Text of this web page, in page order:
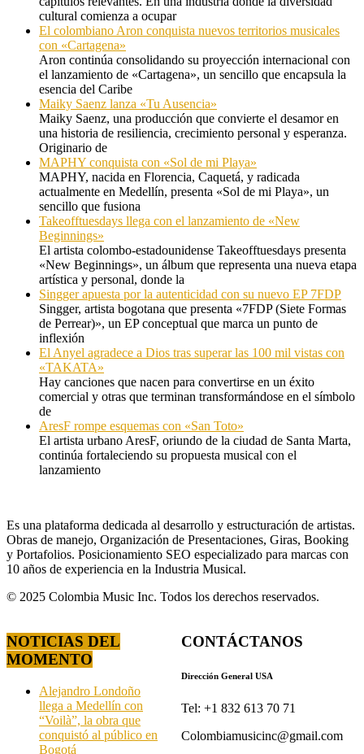
cultural comienza a ocupar
El colombiano Aron conquista nuevos territorios musicales
con «Cartagena»
Aron continúa consolidando su proyección internacional con
el lanzamiento de «Cartagena», un sencillo que encapsula la
esencia del Caribe
Maiky Saenz lanza «Tu Ausencia»
Maiky Saenz, una producción que convierte el desamor en
una historia de resiliencia, crecimiento personal y esperanza.
Originario de
MAPHY conquista con «Sol de mi Playa»
MAPHY, nacida en Florencia, Caquetá, y radicada
actualmente en Medellín, presenta «Sol de mi Playa», un
sencillo que fusiona
Takeofftuesdays llega con el lanzamiento de «New
Beginnings»
El artista colombo-estadounidense Takeofftuesdays presenta
«New Beginnings», un álbum que representa una nueva etapa
artística y personal, donde la
Singger apuesta por la autenticidad con su nuevo EP 7FDP
Singger, artista bogotana que presenta «7FDP (Siete Formas
de Perrear)», un EP conceptual que marca un punto de
inflexión
El Anyel agradece a Dios tras superar las 100 mil vistas con
«TAKATA»
Hay canciones que nacen para convertirse en un éxito
comercial y otras que terminan transformándose en el símbolo
de
AresF rompe esquemas con «San Toto»
El artista urbano AresF, oriundo de la ciudad de Santa Marta,
continúa fortaleciendo su propuesta musical con el
lanzamiento
Es una plataforma dedicada al desarrollo y estructuración de artistas.
Obras de manejo, Organización de Presentaciones, Giras, Booking
y Portafolios. Posicionamiento SEO especializado para marcas con
10 años de experiencia en la Industria Musical.
© 2025 Colombia Music Inc. Todos los derechos reservados.
NOTICIAS DEL
MOMENTO
Alejandro Londoño
llega a Medellín con
“Voilà”, la obra que
conquistó al público en
Bogotá
CONTÁCTANOS
Dirección General USA
Tel: +1 832 613 70 71
Colombiamusicinc@gmail.com